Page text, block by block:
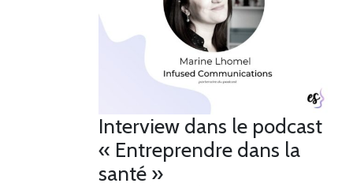
Interview dans le podcast
« Entreprendre dans la
santé »